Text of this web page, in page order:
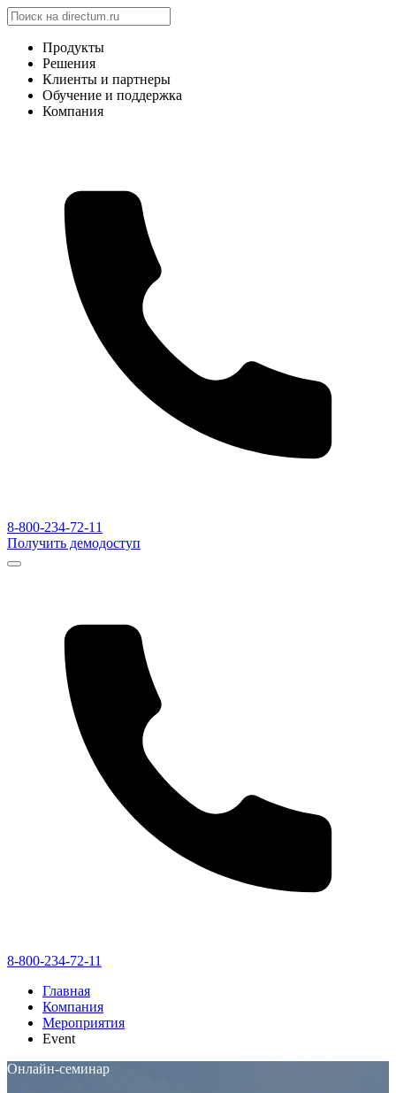
Продукты
Решения
Клиенты и партнеры
Обучение и поддержка
Компания
8-800-234-72-11
Получить демодоступ
8-800-234-72-11
Главная
Компания
Мероприятия
Event
Онлайн-семинар